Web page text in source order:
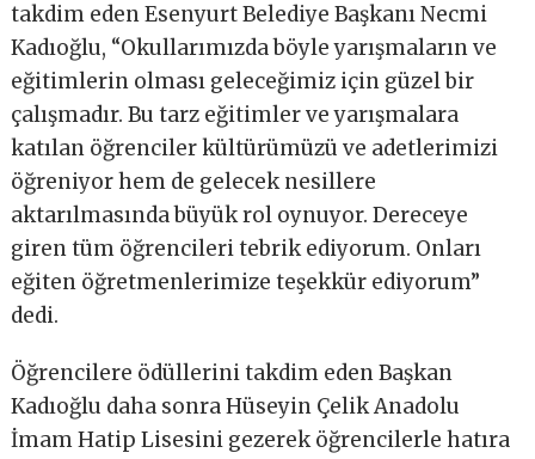
takdim eden Esenyurt Belediye Başkanı Necmi
Kadıoğlu, “Okullarımızda böyle yarışmaların ve
eğitimlerin olması geleceğimiz için güzel bir
çalışmadır. Bu tarz eğitimler ve yarışmalara
katılan öğrenciler kültürümüzü ve adetlerimizi
öğreniyor hem de gelecek nesillere
aktarılmasında büyük rol oynuyor. Dereceye
giren tüm öğrencileri tebrik ediyorum. Onları
eğiten öğretmenlerimize teşekkür ediyorum”
dedi.
Öğrencilere ödüllerini takdim eden Başkan
Kadıoğlu daha sonra Hüseyin Çelik Anadolu
İmam Hatip Lisesini gezerek öğrencilerle hatıra